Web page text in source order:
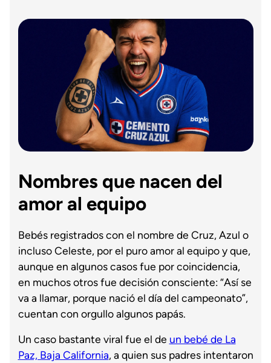
Nombres que nacen del
amor al equipo
Bebés registrados con el nombre de Cruz, Azul o
incluso Celeste, por el puro amor al equipo y que,
aunque en algunos casos fue por coincidencia,
en muchos otros fue decisión consciente: “Así se
va a llamar, porque nació el día del campeonato”,
cuentan con orgullo algunos papás.
Un caso bastante viral fue el de un bebé de La
Paz, Baja California, a quien sus padres intentaron